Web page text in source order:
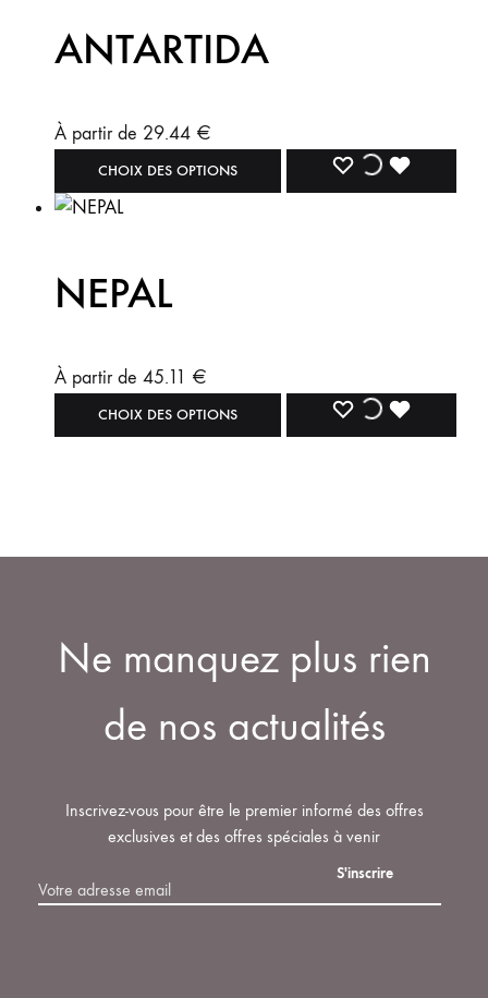
ANTARTIDA
À partir de 29.44 €
CHOIX DES OPTIONS
NEPAL
À partir de 45.11 €
CHOIX DES OPTIONS
Ne manquez plus rien
de nos actualités
Inscrivez-vous pour être le premier informé des offres
exclusives et des offres spéciales à venir